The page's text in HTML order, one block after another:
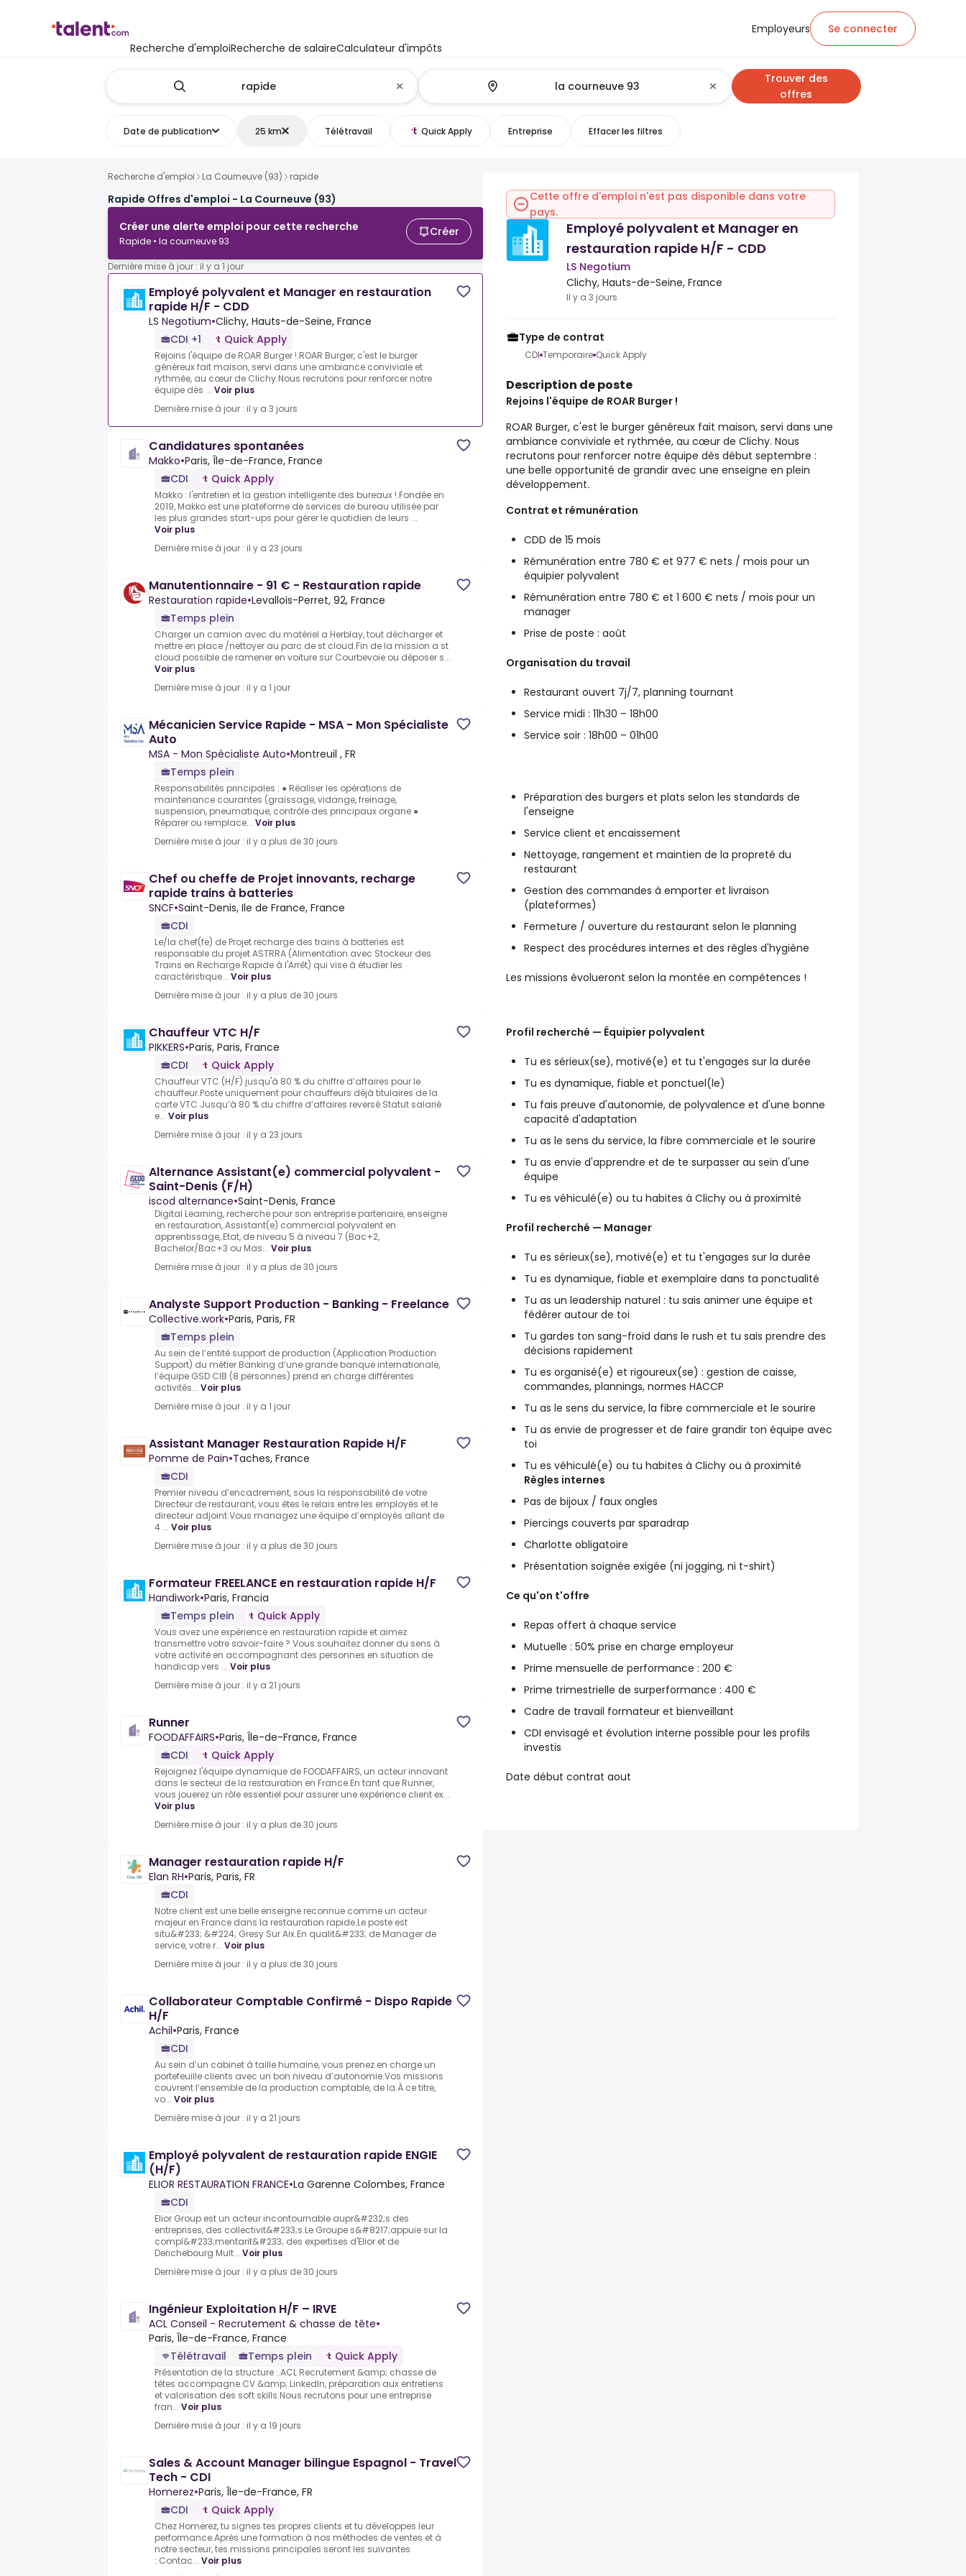
Recherche d'emploiRecherche de salaireCalculateur d'impôts
Employeurs Se connecter
Trouver des
offres
Date de publication 25 km Télétravail Quick Apply Entreprise Effacer les filtres
Recherche d'emploi La Courneuve (93) rapide
Rapide Offres d'emploi - La Courneuve (93)
Créer une alerte emploi pour cette recherche
Rapide • la courneuve 93
Créer
Dernière mise à jour : il y a 1 jour
Employé polyvalent et Manager en restauration
rapide H/F - CDD
LS Negotium•Clichy, Hauts-de-Seine, France
CDI +1
Quick Apply
Rejoins l'équipe de ROAR Burger !.ROAR Burger, c'est le burger
généreux fait maison, servi dans une ambiance conviviale et
rythmée, au cœur de Clichy.Nous recrutons pour renforcer notre
équipe dès ... Voir plus
Dernière mise à jour : il y a 3 jours
Candidatures spontanées
Makko•Paris, Île-de-France, France
CDI
Quick Apply
Makko : l'entretien et la gestion intelligente des bureaux !.Fondée en
2019, Makko est une plateforme de services de bureau utilisée par
les plus grandes start-ups pour gérer le quotidien de leurs ...
Voir plus
Dernière mise à jour : il y a 23 jours
Manutentionnaire - 91 € - Restauration rapide
Restauration rapide•Levallois-Perret, 92, France
Temps plein
Charger un camion avec du matériel a Herblay, tout décharger et
mettre en place /nettoyer au parc de st cloud.Fin de la mission a st
cloud possible de ramener en voiture sur Courbevoie ou déposer s...
Voir plus
Dernière mise à jour : il y a 1 jour
Mécanicien Service Rapide - MSA - Mon Spécialiste
Auto
MSA - Mon Spécialiste Auto•Montreuil , FR
Temps plein
Responsabilités principales : ● Réaliser les opérations de
maintenance courantes (graissage, vidange, freinage,
suspension, pneumatique, contrôle des principaux organe ●
Réparer ou remplace... Voir plus
Dernière mise à jour : il y a plus de 30 jours
Chef ou cheffe de Projet innovants, recharge
rapide trains à batteries
SNCF•Saint-Denis, Ile de France, France
CDI
Le/la chef(fe) de Projet recharge des trains à batteries est
responsable du projet ASTRRA (Alimentation avec Stockeur des
Trains en Recharge Rapide à l'Arrêt) qui vise à étudier les
caractéristique... Voir plus
Dernière mise à jour : il y a plus de 30 jours
Chauffeur VTC H/F
PIKKERS•Paris, Paris, France
CDI
Quick Apply
Chauffeur VTC (H/F) jusqu'à 80 % du chiffre d’affaires pour le
chauffeur.Poste uniquement pour chauffeurs déjà titulaires de la
carte VTC.Jusqu’à 80 % du chiffre d’affaires reversé.Statut salarié
e... Voir plus
Dernière mise à jour : il y a 23 jours
Alternance Assistant(e) commercial polyvalent -
Saint-Denis (F/H)
iscod alternance•Saint-Denis, France
Digital Learning, recherche pour son entreprise partenaire, enseigne
en restauration,.Assistant(e) commercial polyvalent en
apprentissage,.Etat, de niveau 5 à niveau 7 (Bac+2,
Bachelor/Bac+3 ou Mas... Voir plus
Dernière mise à jour : il y a plus de 30 jours
Analyste Support Production - Banking - Freelance
Collective.work•Paris, Paris, FR
Temps plein
Au sein de l’entité support de production (Application Production
Support) du métier Banking d’une grande banque internationale,
l’équipe GSD CIB (8 personnes) prend en charge différentes
activités... Voir plus
Dernière mise à jour : il y a 1 jour
Assistant Manager Restauration Rapide H/F
Pomme de Pain•Taches, France
CDI
Premier niveau d’encadrement, sous la responsabilité de votre
Directeur de restaurant, vous êtes le relais entre les employés et le
directeur adjoint.Vous managez une équipe d’employés allant de
4 ... Voir plus
Dernière mise à jour : il y a plus de 30 jours
Formateur FREELANCE en restauration rapide H/F
Handiwork•Paris, Francia
Temps plein
Quick Apply
Vous avez une expérience en restauration rapide et aimez
transmettre votre savoir-faire ? Vous souhaitez donner du sens à
votre activité en accompagnant des personnes en situation de
handicap vers ... Voir plus
Dernière mise à jour : il y a 21 jours
Runner
FOODAFFAIRS•Paris, Île-de-France, France
CDI
Quick Apply
Rejoignez l'équipe dynamique de FOODAFFAIRS, un acteur innovant
dans le secteur de la restauration en France.En tant que Runner,
vous jouerez un rôle essentiel pour assurer une expérience client ex...
Voir plus
Dernière mise à jour : il y a plus de 30 jours
Manager restauration rapide H/F
Elan RH•Paris, Paris, FR
CDI
Notre client est une belle enseigne reconnue comme un acteur
majeur en France dans la restauration rapide.Le poste est
situ&#233; &#224; Gresy Sur Aix.En qualit&#233; de Manager de
service, votre r... Voir plus
Dernière mise à jour : il y a plus de 30 jours
Collaborateur Comptable Confirmé - Dispo Rapide
H/F
Achil•Paris, France
CDI
Au sein d’un cabinet à taille humaine, vous prenez en charge un
portefeuille clients avec un bon niveau d’autonomie.Vos missions
couvrent l’ensemble de la production comptable, de la.À ce titre,
vo... Voir plus
Dernière mise à jour : il y a 21 jours
Employé polyvalent de restauration rapide ENGIE
(H/F)
ELIOR RESTAURATION FRANCE•La Garenne Colombes, France
CDI
Elior Group est un acteur incontournable aupr&#232;s des
entreprises, des collectivit&#233;s.Le Groupe s&#8217;appuie sur la
compl&#233;mentarit&#233; des expertises d'Elior et de
Derichebourg Mult... Voir plus
Dernière mise à jour : il y a plus de 30 jours
Ingénieur Exploitation H/F – IRVE
ACL Conseil - Recrutement & chasse de tête•
Paris, Île-de-France, France
Télétravail
Temps plein Quick Apply
Présentation de la structure :.ACL Recrutement &amp; chasse de
têtes accompagne.CV &amp; LinkedIn, préparation aux entretiens
et valorisation des soft skills.Nous recrutons pour une entreprise
fran... Voir plus
Dernière mise à jour : il y a 19 jours
Sales & Account Manager bilingue Espagnol - Travel
Tech - CDI
Homerez•Paris, Île-de-France, FR
CDI
Quick Apply
Chez Homerez, tu signes tes propres clients et tu développes leur
performance.Après une formation à nos méthodes de ventes et à
notre secteur, tes missions principales seront les suivantes
:.Contac... Voir plus
Cette offre d'emploi n'est pas disponible dans votre
pays.
Employé polyvalent et Manager en
restauration rapide H/F - CDD
LS Negotium
Clichy, Hauts-de-Seine, France
Il y a 3 jours
Type de contrat
CDI Temporaire Quick Apply
Description de poste
Rejoins l'équipe de ROAR Burger !
ROAR Burger, c'est le burger généreux fait maison, servi dans une
ambiance conviviale et rythmée, au cœur de Clichy. Nous
recrutons pour renforcer notre équipe dès début septembre :
une belle opportunité de grandir avec une enseigne en plein
développement.
Contrat et rémunération
CDD de 15 mois
Rémunération entre 780 € et 977 € nets / mois pour un
équipier polyvalent
Rémunération entre 780 € et 1 600 € nets / mois pour un
manager
Prise de poste : août
Organisation du travail
Restaurant ouvert 7j/7, planning tournant
Service midi : 11h30 – 18h00
Service soir : 18h00 – 01h00
Préparation des burgers et plats selon les standards de
l'enseigne
Service client et encaissement
Nettoyage, rangement et maintien de la propreté du
restaurant
Gestion des commandes à emporter et livraison
(plateformes)
Fermeture / ouverture du restaurant selon le planning
Respect des procédures internes et des règles d'hygiène
Les missions évolueront selon la montée en compétences !
Profil recherché — Équipier polyvalent
Tu es sérieux(se), motivé(e) et tu t'engages sur la durée
Tu es dynamique, fiable et ponctuel(le)
Tu fais preuve d'autonomie, de polyvalence et d'une bonne
capacité d'adaptation
Tu as le sens du service, la fibre commerciale et le sourire
Tu as envie d'apprendre et de te surpasser au sein d'une
équipe
Tu es véhiculé(e) ou tu habites à Clichy ou à proximité
Profil recherché — Manager
Tu es sérieux(se), motivé(e) et tu t'engages sur la durée
Tu es dynamique, fiable et exemplaire dans ta ponctualité
Tu as un leadership naturel : tu sais animer une équipe et
fédérer autour de toi
Tu gardes ton sang-froid dans le rush et tu sais prendre des
décisions rapidement
Tu es organisé(e) et rigoureux(se) : gestion de caisse,
commandes, plannings, normes HACCP
Tu as le sens du service, la fibre commerciale et le sourire
Tu as envie de progresser et de faire grandir ton équipe avec
toi
Tu es véhiculé(e) ou tu habites à Clichy ou à proximité
Règles internes
Pas de bijoux / faux ongles
Piercings couverts par sparadrap
Charlotte obligatoire
Présentation soignée exigée (ni jogging, ni t-shirt)
Ce qu'on t'offre
Repas offert à chaque service
Mutuelle : 50% prise en charge employeur
Prime mensuelle de performance : 200 €
Prime trimestrielle de surperformance : 400 €
Cadre de travail formateur et bienveillant
CDI envisagé et évolution interne possible pour les profils
investis
Date début contrat aout